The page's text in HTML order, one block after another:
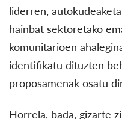
liderren,
hainbat sektoretako
komunitarioen
identifikatu dituzten
proposamenak osatu
Horrela, bada, gizarte